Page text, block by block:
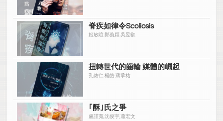
脊疾如律令Scoliosis
姬敏暄 鄭義穎 吳昱叡
扭轉世代的齒輪 媒體的崛起
孔佑仁 楊皓 蔣承祐
｢酥｣氏之爭
盧謹寬,沈俊宇,蕭宏文